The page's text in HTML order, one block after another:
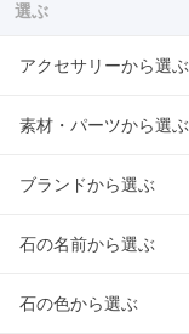
選ぶ
アクセサリーから選ぶ
素材・パーツから選ぶ
ブランドから選ぶ
石の名前から選ぶ
石の色から選ぶ